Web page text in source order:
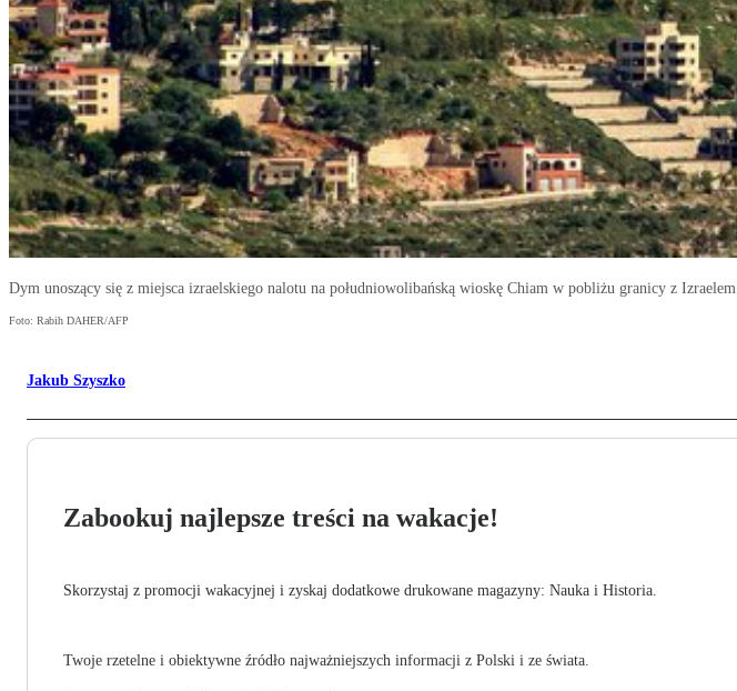
Dym unoszący się z miejsca izraelskiego nalotu na południowolibańską wioskę Chiam w pobliżu granicy z Izraelem
Foto: Rabih DAHER/AFP
Jakub Szyszko
Zabookuj najlepsze treści na wakacje!
Skorzystaj z promocji wakacyjnej i zyskaj dodatkowe drukowane magazyny: Nauka i Historia.
Twoje rzetelne i obiektywne źródło najważniejszych informacji z Polski i ze świata.